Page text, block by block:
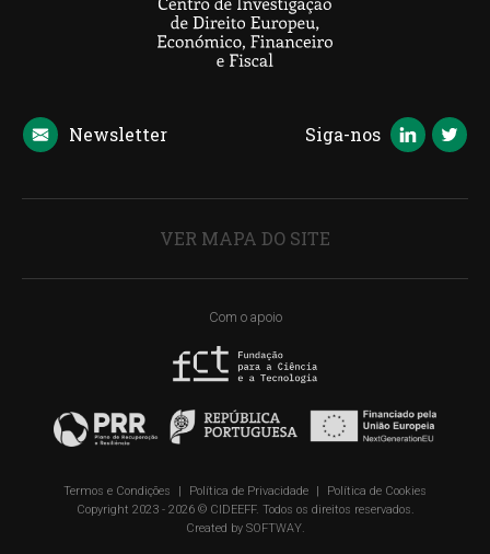
Newsletter Siga-nos
VER MAPA DO SITE
Com o apoio
Termos e Condições | Política de Privacidade |
Política de Cookies
Copyright 2023 - 2026 © CIDEEFF. Todos os direitos reservados.
Created by SOFTWAY.